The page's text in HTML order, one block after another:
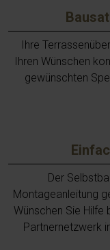
Ihre
Ihren Wünschen
gewünschten
Der
Montageanleitung
Wünschen Sie Hilfe
Partnernetzwerk